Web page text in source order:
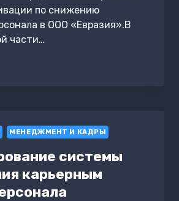
по снижению
в ООО «Евразия».В
части…
МЕНЕДЖМЕНТ И КАДРЫ
системы
карьерным